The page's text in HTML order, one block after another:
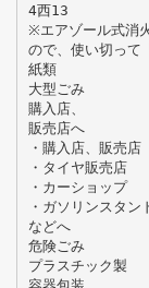
4西13
※エアゾール式消
ので、使い切って
紙類
大型ごみ
購入店、
販売店へ
・購入店、販売店
・タイヤ販売店
・カーショップ
・ガソリンスタン
などへ
危険ごみ
プラスチック製
容器包装